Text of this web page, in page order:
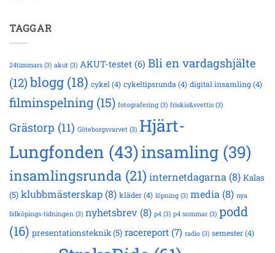
TAGGAR
24timmars (3) akut (3) AKUT-testet (6) Bli en vardagshjälte
(12) blogg (18) cykel (4) cykeltipsrunda (4) digital insamling(4)
filminspelning (15) fotografering (3) friskis&svettis (3)
Grästorp (11) Göteborgsvarvet (3) Hjärt-
Lungfonden (43)insamling (39)
insamlingsrunda (21) internetdagarna (8) Kalas
(5) klubbmästerskap (8) kläder(4) löpning (3) media (8) nya
lidköpings-tidningen (3) nyhetsbrev (8) p4 (3) p4 sommar (3) podd
(16) presentationsteknik(5) racereport (7) radio (3) semester(4)